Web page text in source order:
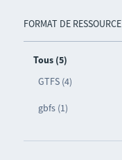
FORMAT DE RESSOURCE
Tous (5)
GTFS (4)
gbfs (1)